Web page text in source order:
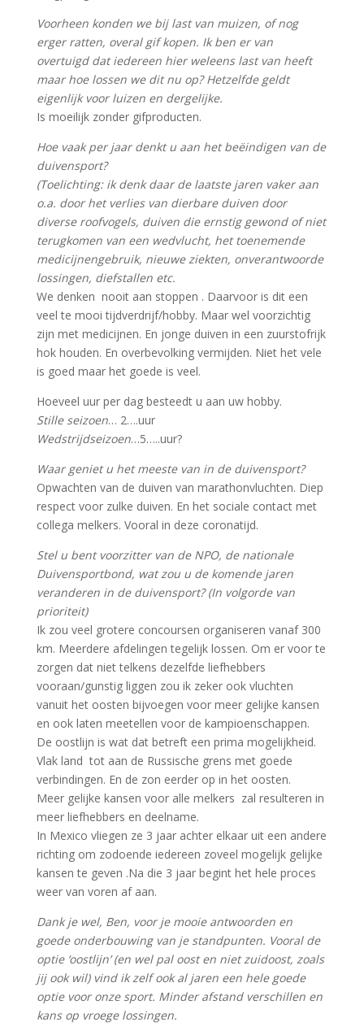
Voorheen konden we bij last van muizen, of nog
erger ratten, overal gif kopen. Ik ben er van
overtuigd dat iedereen hier weleens last van heeft
maar hoe lossen we dit nu op? Hetzelfde geldt
eigenlijk voor luizen en dergelijke.
Is moeilijk zonder gifproducten.
Hoe vaak per jaar denkt u aan het beëindigen van de
duivensport?
(Toelichting: ik denk daar de laatste jaren vaker aan
o.a. door het verlies van dierbare duiven door
diverse roofvogels, duiven die ernstig gewond of niet
terugkomen van een wedvlucht, het toenemende
medicijnengebruik, nieuwe ziekten, onverantwoorde
lossingen, diefstallen etc.
We denken nooit aan stoppen . Daarvoor is dit een
veel te mooi tijdverdrijf/hobby. Maar wel voorzichtig
zijn met medicijnen. En jonge duiven in een zuurstofrijk
hok houden. En overbevolking vermijden. Niet het vele
is goed maar het goede is veel.
Hoeveel uur per dag besteedt u aan uw hobby.
Stille seizoen… 2….uur
Wedstrijdseizoen…5…..uur?
Waar geniet u het meeste van in de duivensport?
Opwachten van de duiven van marathonvluchten. Diep
respect voor zulke duiven. En het sociale contact met
collega melkers. Vooral in deze coronatijd.
Stel u bent voorzitter van de NPO, de nationale
Duivensportbond, wat zou u de komende jaren
veranderen in de duivensport? (In volgorde van
prioriteit)
Ik zou veel grotere concoursen organiseren vanaf 300
km. Meerdere afdelingen tegelijk lossen. Om er voor te
zorgen dat niet telkens dezelfde liefhebbers
vooraan/gunstig liggen zou ik zeker ook vluchten
vanuit het oosten bijvoegen voor meer gelijke kansen
en ook laten meetellen voor de kampioenschappen.
De oostlijn is wat dat betreft een prima mogelijkheid.
Vlak land tot aan de Russische grens met goede
verbindingen. En de zon eerder op in het oosten.
Meer gelijke kansen voor alle melkers zal resulteren in
meer liefhebbers en deelname.
In Mexico vliegen ze 3 jaar achter elkaar uit een andere
richting om zodoende iedereen zoveel mogelijk gelijke
kansen te geven .Na die 3 jaar begint het hele proces
weer van voren af aan.
Dank je wel, Ben, voor je mooie antwoorden en
goede onderbouwing van je standpunten. Vooral de
optie ‘oostlijn’ (en wel pal oost en niet zuidoost, zoals
jij ook wil) vind ik zelf ook al jaren een hele goede
optie voor onze sport. Minder afstand verschillen en
kans op vroege lossingen.